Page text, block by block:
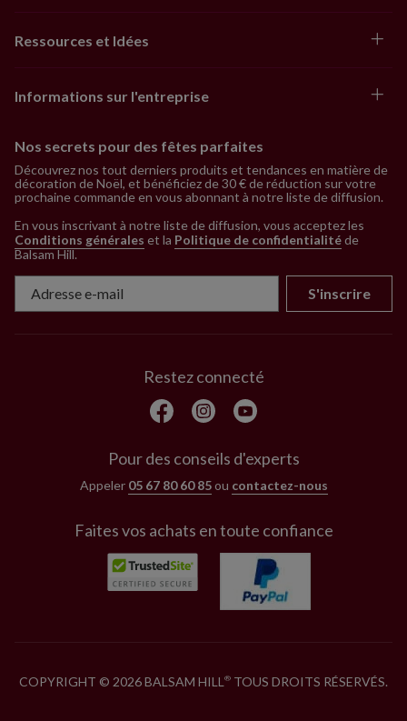
Ressources et Idées
Informations sur l'entreprise
Nos secrets pour des fêtes parfaites
Découvrez nos tout derniers produits et tendances en matière de
décoration de Noël, et bénéficiez de 30 € de réduction sur votre
prochaine commande en vous abonnant à notre liste de diffusion.
En vous inscrivant à notre liste de diffusion, vous acceptez les
Conditions générales et la Politique de confidentialitéde
Balsam Hill.
S'inscrire
Restez connecté
Pour des conseils d'experts
Appeler 05 67 80 60 85ou contactez-nous
Faites vos achats en toute confiance
COPYRIGHT © 2026 BALSAM HILL ® TOUS DROITS RÉSERVÉS.